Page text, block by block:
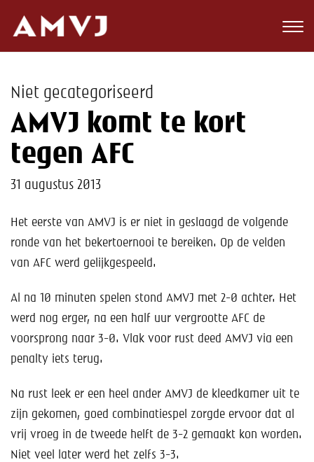
Wedstrijden
Nieuws
Teams
Toekomst
Help mee!
Shop
Lid worden
Contact
Niet gecategoriseerd
AMVJ komt te kort
tegen AFC
31 augustus 2013
Het eerste van AMVJ is er niet in geslaagd de volgende
ronde van het bekertoernooi te bereiken. Op de velden
van AFC werd gelijkgespeeld.
Al na 10 minuten spelen stond AMVJ met 2-0 achter. Het
werd nog erger, na een half uur vergrootte AFC de
voorsprong naar 3-0. Vlak voor rust deed AMVJ via een
penalty iets terug.
Na rust leek er een heel ander AMVJ de kleedkamer uit te
zijn gekomen, goed combinatiespel zorgde ervoor dat al
vrij vroeg in de tweede helft de 3-2 gemaakt kon worden.
Niet veel later werd het zelfs 3-3.